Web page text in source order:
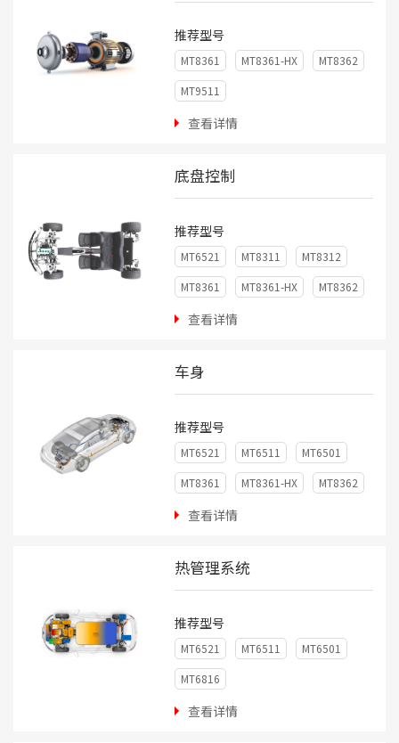
推荐型号
MT8361 MT8361-HX
MT8362
MT9511
查看详情
底盘控制
推荐型号
MT6521 MT8311
MT8312
MT8361
MT8361-HX
MT8362
MT6511
MT9526WA系列
查看详情
车身
推荐型号
MT6521 MT6511
MT6501
MT8361
MT8361-HX
MT8362
MT8381
MT8962
MT8962-PLUS
查看详情
热管理系统
推荐型号
MT6521 MT6511
MT6501
MT6816
查看详情